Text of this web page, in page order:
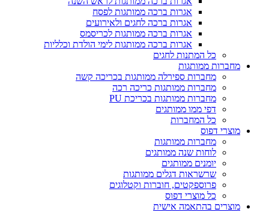
אגרות ברכה ממותגות לפסח
אגרות ברכה לחגים ולאירועים
אגרות ברכה ממותגות לכריסמס
אגרות ברכה ממותגות לימי הולדת וכלליות
כל המתנות לחגים
מחברות ממותגות
מחברות ספירלה ממותגות בכריכה קשה
מחברות ממותגות כריכה רכה
מחברות ממותגות בכריכת PU
דפי ממו ממותגים
כל המחברות
מוצרי דפוס
מחברות ממותגות
לוחות שנה ממותגים
יומנים ממותגים
שרשראות דגלים ממותגות
פרוספקטים, חוברות וקטלוגים
כל מוצרי דפוס
מוצרים בהתאמה אישית